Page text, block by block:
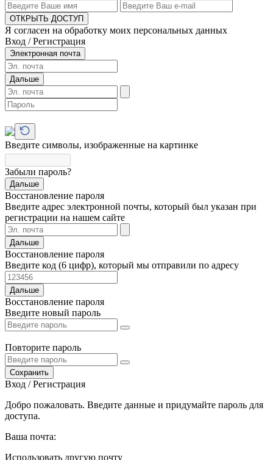
ОТКРЫТЬ ДОСТУП
Я согласен на обработку моих персональных данных
Вход / Регистрация
Электронная почта
Дальше
Введите символы, изображенные на картинке
Забыли пароль?
Дальше
Восстановление пароля
Введите адрес электронной почты, который был указан при
регистрации на нашем сайте
Дальше
Восстановление пароля
Введите код (6 цифр), который мы отправили по адресу
Дальше
Восстановление пароля
Введите новый пароль
Повторите пароль
Сохранить
Вход / Регистрация
Добро пожаловать. Введите данные и придумайте пароль для
доступа.
Ваша почта:
Использовать другую почту